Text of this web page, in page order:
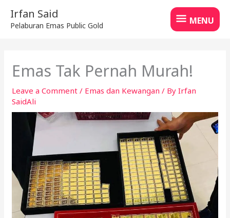
content
Irfan Said
Pelaburan Emas Public Gold
MENU
MENU
Emas Tak Pernah Murah!
Leave a Comment / Emas dan Kewangan / ByIrfan
SaidAli